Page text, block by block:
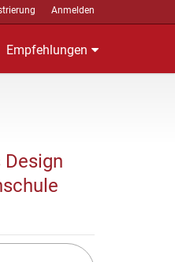
Anmelden
Empfehlungen
Design